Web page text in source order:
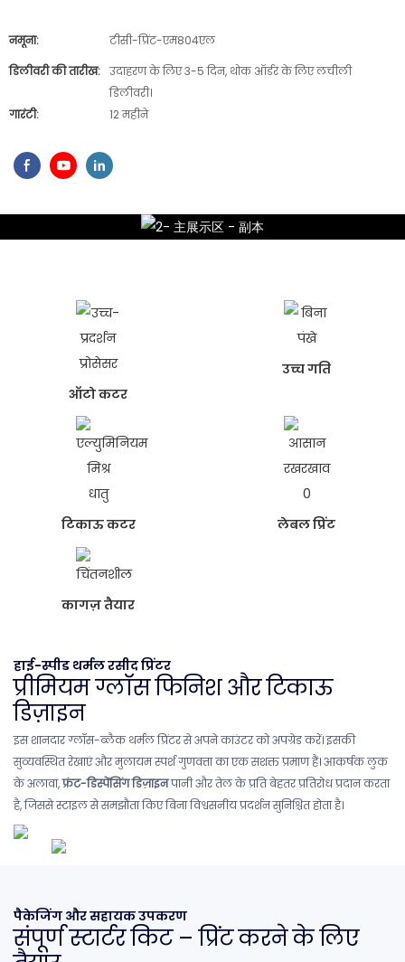
नमूना:
टीसी-प्रिंट-एम804एल
डिलीवरी की तारीख: उदाहरण के लिए 3-5 दिन, थोक ऑर्डर के लिए लचीली
डिलीवरी।
गारंटी:
12 महीने
ऑटो कटर
उच्च गति
टिकाऊ कटर लेबल प्रिंट
कागज़ तैयार
हाई-स्पीड थर्मल रसीद प्रिंटर
प्रीमियम ग्लॉस फिनिश और टिकाऊ
डिज़ाइन
इस शानदार ग्लॉस-ब्लैक थर्मल प्रिंटर से अपने काउंटर को अपग्रेड करें। इसकी
सुव्यवस्थित रेखाएं और मुलायम स्पर्श गुणवत्ता का एक सशक्त प्रमाण हैं। आकर्षक लुक
के अलावा,फ्रंट-डिस्पेंसिंग डिज़ाइनपानी और तेल के प्रति बेहतर प्रतिरोध प्रदान करता
है, जिससे स्टाइल से समझौता किए बिना विश्वसनीय प्रदर्शन सुनिश्चित होता है।
पैकेजिंग और सहायक उपकरण
संपूर्ण स्टार्टर किट – प्रिंट करने के लिए